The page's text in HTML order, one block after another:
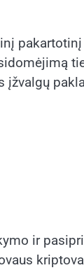
įžvalgų
ir